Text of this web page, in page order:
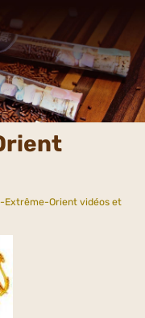
Extrême-Orient vidéos et